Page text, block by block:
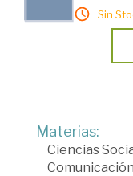
Sin
Materias:
Ciencias
Comunicación